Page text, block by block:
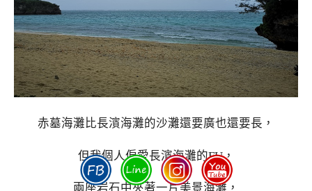
赤墓海灘比長濱海灘的沙灘還要廣也還要長，
但我個人偏愛長濱海灘的FU，
兩座岩石中夾著一片美景海灘，